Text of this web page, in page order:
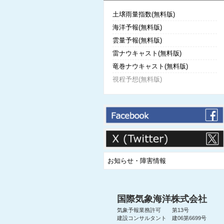
土壌雨量指数(無料版)
海洋予報(無料版)
雲量予報(無料版)
雷ナウキャスト(無料版)
竜巻ナウキャスト(無料版)
視程予想(無料版)
お知らせ・障害情報
国際気象海洋株式会社
気象予報業務許可 第13号
建設コンサルタント 建06第6699号